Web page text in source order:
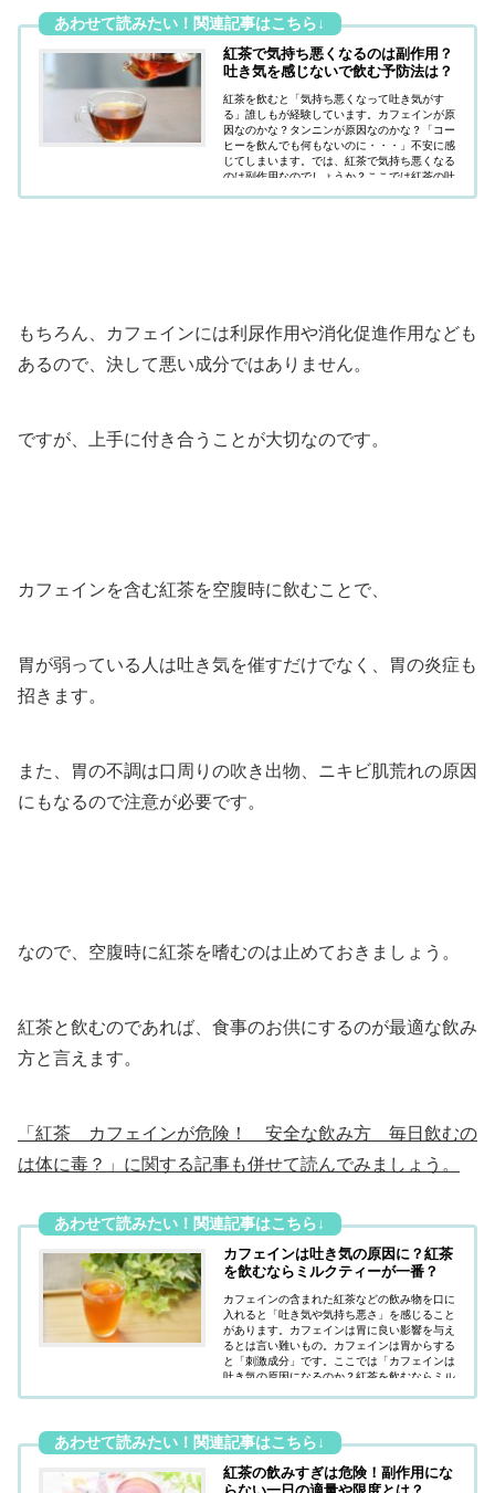
紅茶で気持ち悪くなるのは副作用？
吐き気を感じないで飲む予防法は？
紅茶を飲むと「気持ち悪くなって吐き気がす
る」誰しもが経験しています。カフェインが原
因なのかな？タンニンが原因なのかな？「コー
ヒーを飲んでも何もないのに・・・」不安に感
じてしまいます。では、紅茶で気持ち悪くなる
のは副作用なのでしょうか？ここでは紅茶の吐
もちろん、カフェインには利尿作用や消化促進作用なども
あるので、決して悪い成分ではありません。
ですが、上手に付き合うことが大切なのです。
カフェインを含む紅茶を空腹時に飲むことで、
胃が弱っている人は吐き気を催すだけでなく、胃の炎症も
招きます。
また、胃の不調は口周りの吹き出物、ニキビ肌荒れの原因
にもなるので注意が必要です。
なので、空腹時に紅茶を嗜むのは止めておきましょう。
紅茶と飲むのであれば、食事のお供にするのが最適な飲み
方と言えます。
「紅茶 カフェインが危険！ 安全な飲み方 毎日飲むの
は体に毒？」に関する記事も併せて読んでみましょう。
カフェインは吐き気の原因に？紅茶
を飲むならミルクティーが一番？
カフェインの含まれた紅茶などの飲み物を口に
入れると「吐き気や気持ち悪さ」を感じること
があります。カフェインは胃に良い影響を与え
るとは言い難いもの。カフェインは胃からする
と「刺激成分」です。ここでは「カフェインは
吐き気の原因になるのか？紅茶を飲むならミル
紅茶の飲みすぎは危険！副作用にな